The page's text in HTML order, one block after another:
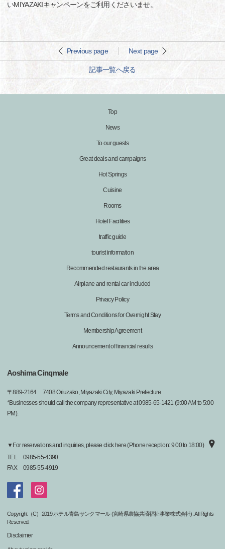
いMIYAZAKIキャンペーンをご利用くださいませ。
Previous page Next page
記事一覧へ戻る
Top
News
To our guests
Great deals and campaigns
Hot Springs
Cuisine
Rooms
Hotel Facilities
traffic guide
tourist information
Recommended restaurants in the area
Airplane and rental car included
Privacy Policy
Terms and Conditions for Overnight Stay
Membership Agreement
Announcement of financial results
Aoshima Cinqmale
〒889-2164
7408 Oriuzako, Miyazaki City, Miyazaki Prefecture
*Businesses should call the company representative at 0985-65-1421 (9:00 AM to 5:00
PM).
▼For reservations and inquiries, please click here.(Phone reception: 9:00 to 18:00)
TEL
0985-55-4390
FAX
0985-55-4919
Copyright（C）2019 ホテル青島サンクマール (宮崎県農協共済福祉事業株式会社). All Rights
Reserved.
Disclaimer